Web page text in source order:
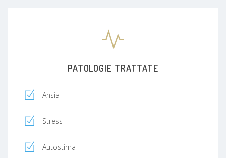
PATOLOGIE TRATTATE
Ansia
Stress
Autostima